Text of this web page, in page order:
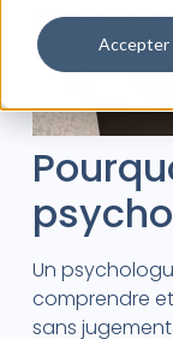
Accepter
Un
comprendre
sans